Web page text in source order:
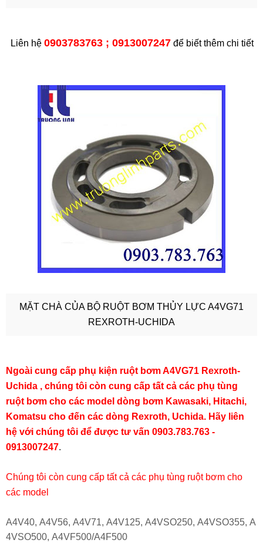
Liên hệ 0903783763 ; 0913007247 để biết thêm chi tiết
MẶT CHÀ CỦA BỘ RUỘT BƠM THỦY LỰC A4VG71
REXROTH-UCHIDA
Ngoài cung cấp phụ kiện ruột bơm A4VG71 Rexroth-
Uchida , chúng tôi còn cung cấp tất cả các phụ tùng
ruột bơm cho các model dòng bơm Kawasaki, Hitachi,
Komatsu cho đến các dòng Rexroth, Uchida. Hãy liên
hệ với chúng tôi để được tư vấn 0903.783.763 -
0913007247.
Chúng tôi còn cung cấp tất cả các phụ tùng ruột bơm cho
các model
A4V40, A4V56, A4V71, A4V125, A4VSO250, A4VSO355, A
4VSO500, A4VF500/A4F500